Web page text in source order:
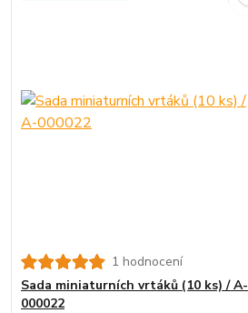
1 hodnocení
Sada miniaturních vrtáků (10 ks) / A-
000022